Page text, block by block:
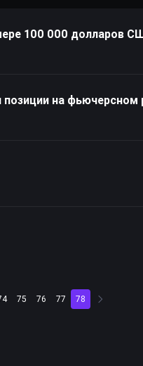
100 000 долларов
на фьючерсном
75 76 77 78